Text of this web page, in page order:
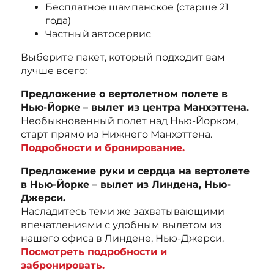
Бесплатное шампанское (старше 21
года)
Частный автосервис
Выберите пакет, который подходит вам
лучше всего:
Предложение о вертолетном полете в
Нью-Йорке – вылет из центра Манхэттена.
Необыкновенный полет над Нью-Йорком,
старт прямо из Нижнего Манхэттена.
Подробности и бронирование.
Предложение руки и сердца на вертолете
в Нью-Йорке – вылет из Линдена, Нью-
Джерси.
Насладитесь теми же захватывающими
впечатлениями с удобным вылетом из
нашего офиса в Линдене, Нью-Джерси.
Посмотреть подробности и
забронировать.